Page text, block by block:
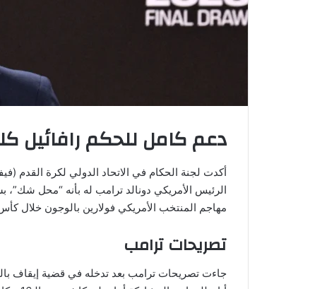
دعم كامل للحكم رافائيل
أكدت لجنة الحكام في الاتحاد الدولي لكرة القدم
الرئيس الأمريكي دونالد ترامب له بأنه “محل
مهاجم المنتخب الأمريكي فولارين بالوجون خلال كأس
تصريحات ترامب
جاءت تصريحات ترامب بعد تدخله في قضية إيقاف